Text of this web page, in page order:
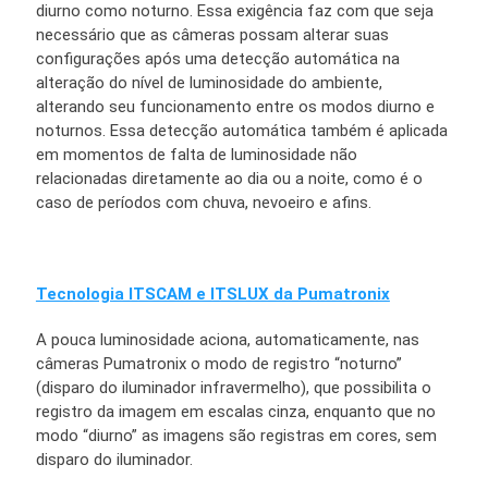
diurno como noturno. Essa exigência faz com que seja
necessário que as câmeras possam alterar suas
configurações após uma detecção automática na
alteração do nível de luminosidade do ambiente,
alterando seu funcionamento entre os modos diurno e
noturnos. Essa detecção automática também é aplicada
em momentos de falta de luminosidade não
relacionadas diretamente ao dia ou a noite, como é o
caso de períodos com chuva, nevoeiro e afins.
Tecnologia ITSCAM e ITSLUX da Pumatronix
A pouca luminosidade aciona, automaticamente, nas
câmeras Pumatronix o modo de registro “noturno”
(disparo do iluminador infravermelho), que possibilita o
registro da imagem em escalas cinza, enquanto que no
modo “diurno” as imagens são registras em cores, sem
disparo do iluminador.